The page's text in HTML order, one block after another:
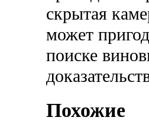
скрытая
может
поиске
Похожие